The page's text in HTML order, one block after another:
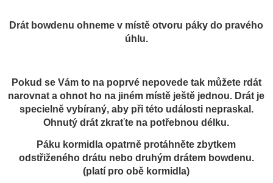
Drát bowdenu ohneme v místě otvoru páky do pravého
úhlu.
Pokud se Vám to na poprvé nepovede tak můžete rdát
narovnat a ohnot ho na jiném místě ještě jednou. Drát je
specielně vybíraný, aby při této události nepraskal.
Ohnutý drát zkraťte na potřebnou délku.
Páku kormidla opatrně protáhněte zbytkem
odstřiženého drátu nebo druhým drátem bowdenu.
(platí pro obě kormidla)